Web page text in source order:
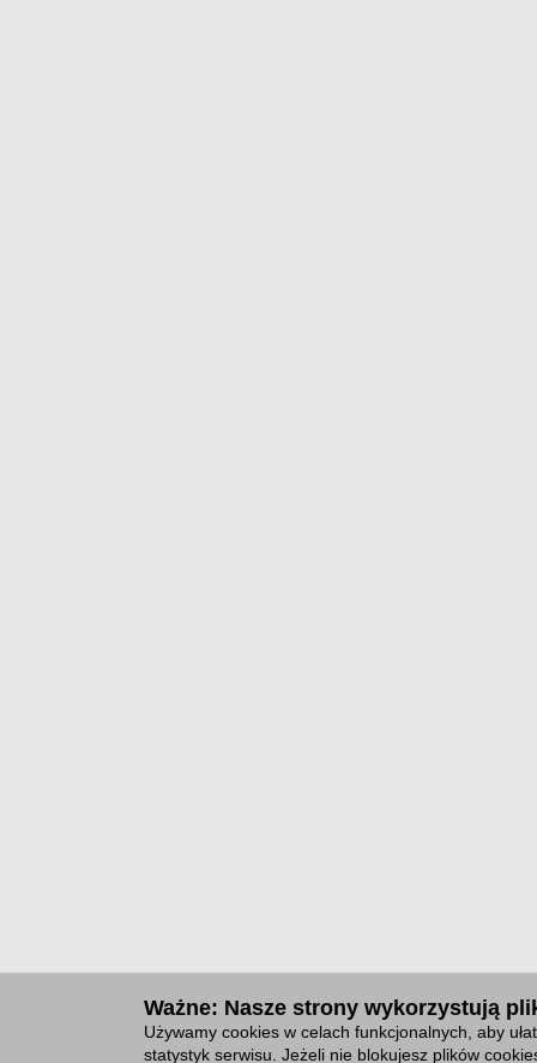
Ważne: Nasze strony wykorzystują
Używamy cookies w celach funkcjonalnych, aby
statystyk serwisu. Jeżeli nie blokujesz plików